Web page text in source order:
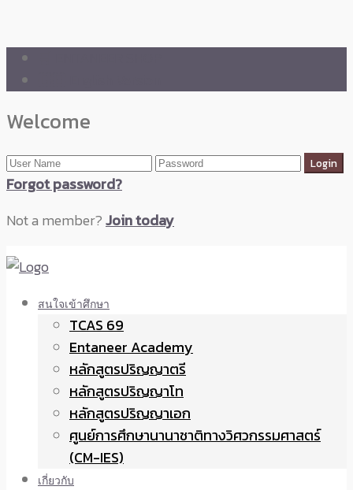
Welcome
Forgot password?
Not a member?Join today
สนใจเข้าศึกษา
TCAS 69
Entaneer Academy
หลักสูตรปริญญาตรี
หลักสูตรปริญญาโท
หลักสูตรปริญญาเอก
ศูนย์การศึกษานานาชาติทางวิศวกรรมศาสตร์
(CM-IES)
เกี่ยวกับ